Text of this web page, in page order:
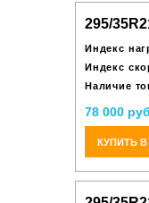
295/
Индекс
Индекс
Наличие
78 000
КУПИТЬ В